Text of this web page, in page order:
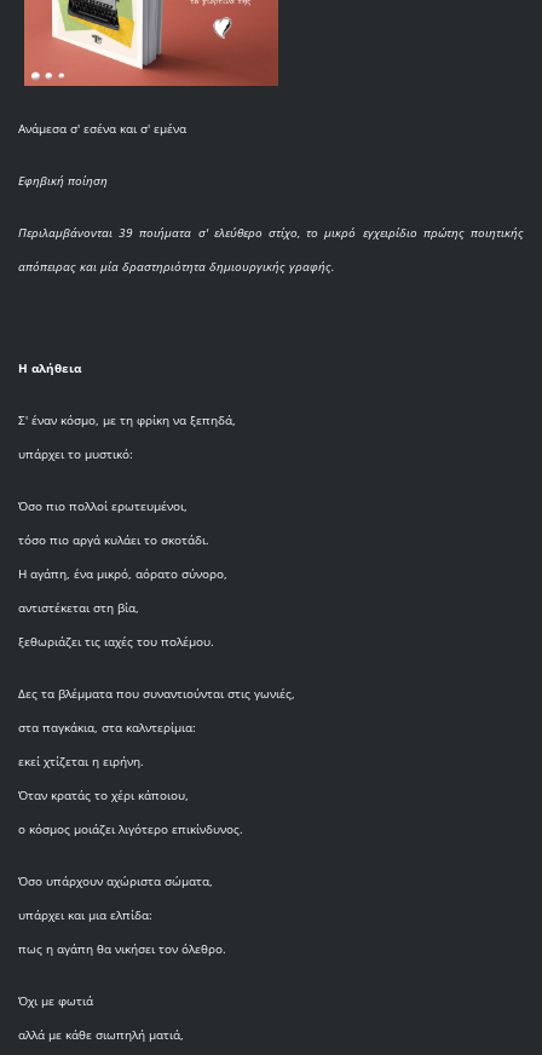
Ανάμεσα σ' εσένα και σ' εμένα
Εφηβική ποίηση
Περιλαμβάνονται 39 ποιήματα σ' ελεύθερο στίχο, το μικρό εγχειρίδιο πρώτης ποιητικής
απόπειρας και μία δραστηριότητα δημιουργικής γραφής.
Η αλήθεια
Σ' έναν κόσμο, με τη φρίκη να ξεπηδά,
υπάρχει το μυστικό:
Όσο πιο πολλοί ερωτευμένοι,
τόσο πιο αργά κυλάει το σκοτάδι.
Η αγάπη, ένα μικρό, αόρατο σύνορο,
αντιστέκεται στη βία,
ξεθωριάζει τις ιαχές του πολέμου.
Δες τα βλέμματα που συναντιούνται στις γωνιές,
στα παγκάκια, στα καλντερίμια:
εκεί χτίζεται η ειρήνη.
Όταν κρατάς το χέρι κάποιου,
ο κόσμος μοιάζει λιγότερο επικίνδυνος.
Όσο υπάρχουν αχώριστα σώματα,
υπάρχει και μια ελπίδα:
πως η αγάπη θα νικήσει τον όλεθρο.
Όχι με φωτιά
αλλά με κάθε σιωπηλή ματιά,